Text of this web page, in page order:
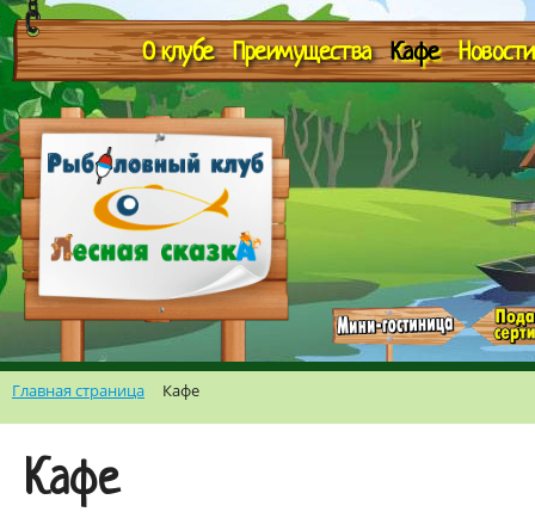
О клубе Преимущества Кафе Новости
Главная страница Кафе
Кафе